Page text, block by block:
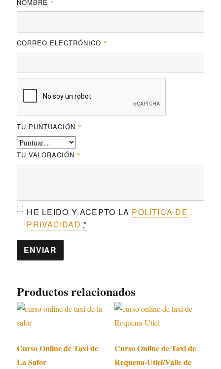
NOMBRE *
CORREO ELECTRÓNICO *
TU PUNTUACIÓN *
TU VALORACIÓN *
HE LEIDO Y ACEPTO LA POLÍTICA DE
PRIVACIDAD *
Productos relacionados
Curso Online de Taxi de
La Safor
Curso Online de Taxi de
Requena-Utiel/Valle de